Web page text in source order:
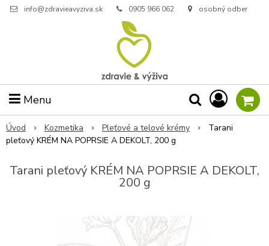
info@zdravieavyziva.sk 0905 966 062 osobný odber
Menu
Úvod Kozmetika Pleťové a telové krémy
Tarani
pleťový KRÉM NA POPRSIE A DEKOLT, 200 g
Tarani pleťový KRÉM NA POPRSIE A DEKOLT,
200 g